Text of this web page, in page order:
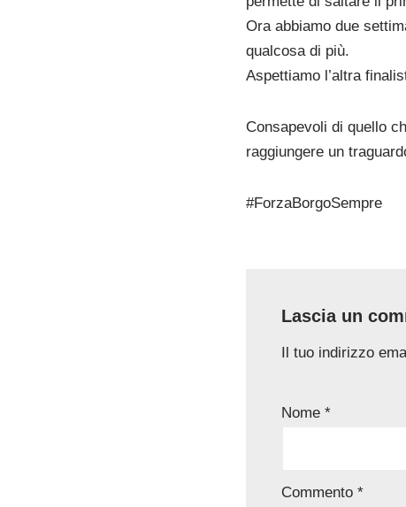
Ora abbiamo due
qualcosa di più.
Aspettiamo l’altra
Consapevoli di quello
raggiungere un
#ForzaBorgoSempre
Lascia un
Il tuo indirizzo
Nome *
Commento *